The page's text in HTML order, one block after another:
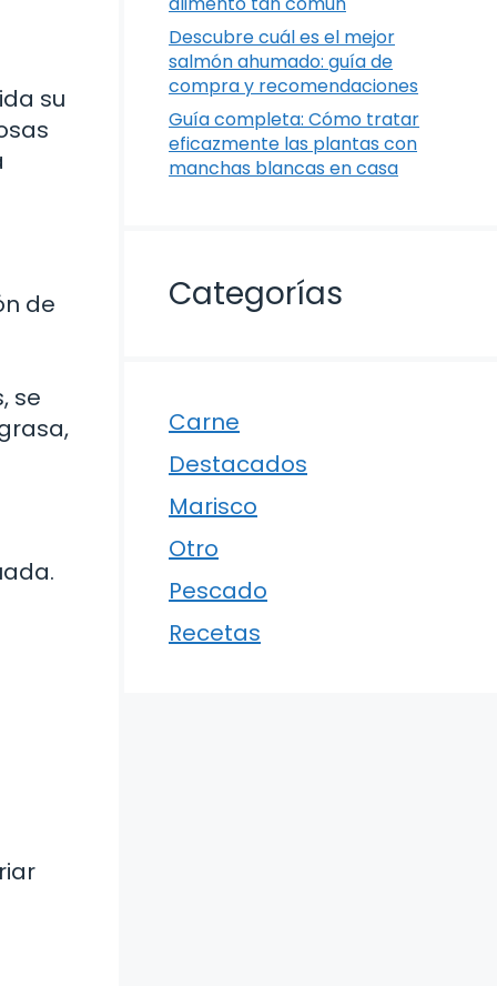
su
de
se
Descubre cuál es el mejor
salmón ahumado: guía de
compra y recomendaciones
Guía completa: Cómo tratar
eficazmente las plantas con
manchas blancas en casa
Categorías
Carne
Destacados
Marisco
Otro
Pescado
Recetas